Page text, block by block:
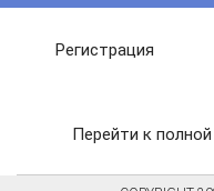
Регистрация
Перейти к